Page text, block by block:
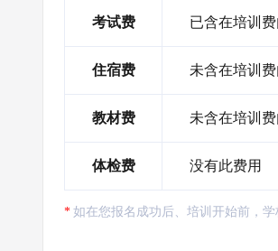
考试费 已含在培训
住宿费 未含在培训
教材费 未含在培训
体检费 没有此费用
如在您报名成功后、培训开始前，